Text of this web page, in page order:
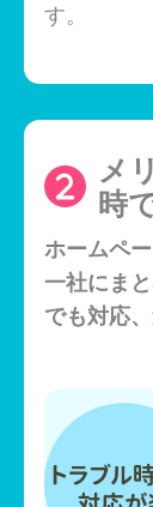
す。
メ
時
ホームペ
一社にま
でも対応